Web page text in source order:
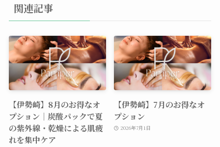
関連記事
【伊勢崎】8月のお得なオ
プション｜炭酸パックで夏
の紫外線・乾燥による肌疲
れを集中ケア
【伊勢崎】7月のお得なオ
プション
2026年7月1日